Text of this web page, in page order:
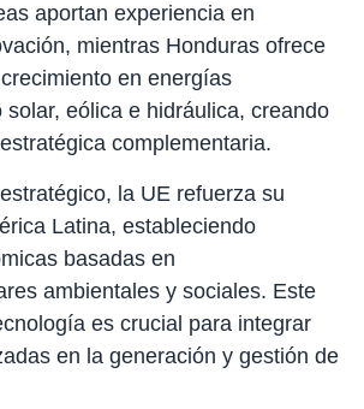
aportan experiencia en
mientras Honduras ofrece
en energías
solar, eólica e hidráulica, creando
complementaria.
la UE refuerza su
Latina, estableciendo
basadas en
ambientales y sociales. Este
es crucial para integrar
en la generación y gestión de